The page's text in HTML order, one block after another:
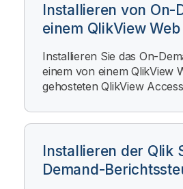
Installieren von On-
einem QlikView
Installieren Sie das On-
einem von einem QlikView
gehostetenQlikView
Installieren der Qlik
Demand-